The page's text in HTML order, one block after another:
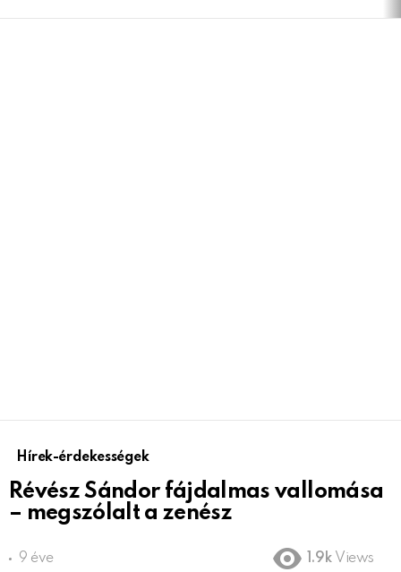
Hírek-érdekességek
Révész Sándor fájdalmas vallomása
– megszólalt a zenész
9 éve 1.9k Views